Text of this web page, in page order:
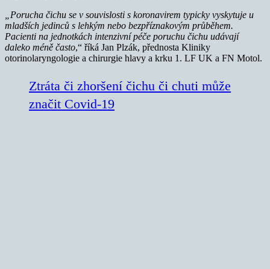
„Porucha čichu se v souvislosti s koronavirem typicky vyskytuje u
mladších jedinců s lehkým nebo bezpříznakovým průběhem.
Pacienti na jednotkách intenzivní péče poruchu čichu udávají
daleko méně často,“ říká Jan Plzák, přednosta Kliniky
otorinolaryngologie a chirurgie hlavy a krku 1. LF UK a FN Motol.
Ztráta či zhoršení čichu či chuti může
značit Covid-19